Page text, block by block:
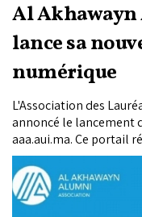
Al
lance sa
numérique
L'Association des
annoncé le lancement
aaa.aui.ma. Ce portail
renforcer les liens
lauréats de
activement à
ajoutée pour l'ensemble